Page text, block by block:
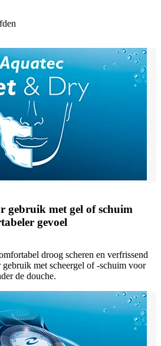
gebruik met gel of schuim
gevoel
droog scheren en verfrissend
met scheergel of -schuim voor
de douche.